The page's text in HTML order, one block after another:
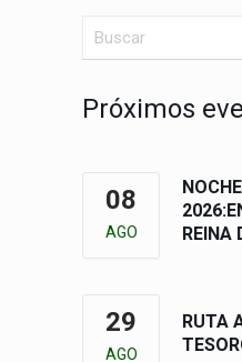
Próximos
08
AGO
REINA
29
AGO
RUTA